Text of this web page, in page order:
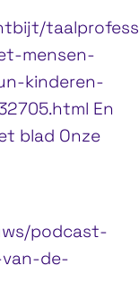
mensen-
kinderen-
En
blad Onze
podcast-
de-